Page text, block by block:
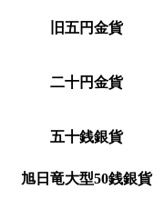
旧五円金貨
二十円金貨
五十銭銀貨
旭日竜大型50銭銀貨